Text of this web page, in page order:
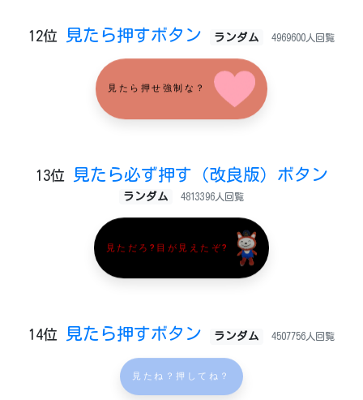
12位 見たら押すボタン ランダム 4969600人回覧
見たら押せ強制な？
13位 見たら必ず押す（改良版）ボタン
ランダム 4813396人回覧
見ただろ?目が見えたぞ?
14位 見たら押すボタン ランダム 4507756人回覧
見たね？押してね？